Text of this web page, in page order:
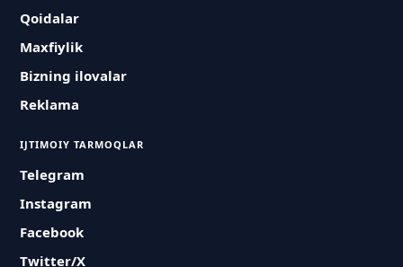
Qoidalar
Maxfiylik
Bizning ilovalar
Reklama
IJTIMOIY TARMOQLAR
Telegram
Instagram
Facebook
Twitter/X